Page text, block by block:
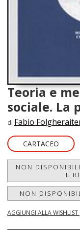
Teoria e
sociale. La
di Fabio
CARTACEO
NON
E
NON
AGGIUNGI ALLA WISHLIST